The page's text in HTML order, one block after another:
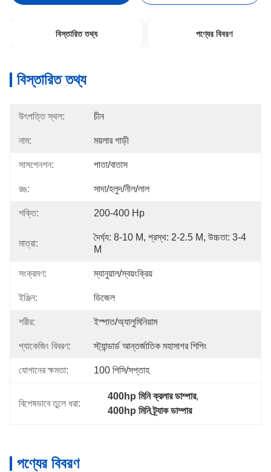
বিস্তারিত তথ্য পণ্যের বিবরণ
বিস্তারিত তথ্য
উৎপত্তি স্থল: চীন
নাম: ময়লার গাড়ী
সাসপেনশন: পাতা/বাতাস
রঙ: সাদা/হলুদ/নীল/লাল
শক্তি: 200-400 Hp
মাত্রা:
দৈর্ঘ্য: 8-10 M, প্রস্থ: 2-2.5 M, উচ্চতা: 3-4
M
সংক্রমণ: ম্যানুয়াল/স্বয়ংক্রিয়
ইঞ্জিন: ডিজেল
শরীর: ইস্পাত/অ্যালুমিনিয়াম
প্যাকেজিং বিবরণ: স্ট্যান্ডার্ড আন্তর্জাতিক মহাসাগর শিপিং
যোগানের ক্ষমতা: 100 পিসি/সপ্তাহ
বিশেষভাবে তুলে ধরা:
400hp মিনি ক্রলার ডাম্পার,
400hp মিনি ট্র্যাক ডাম্পার
পণ্যের বিবরণ